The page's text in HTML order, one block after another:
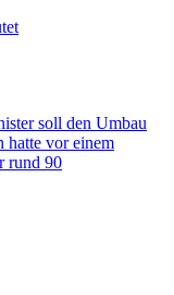
soll den Umbau
hatte vor einem
rund 90